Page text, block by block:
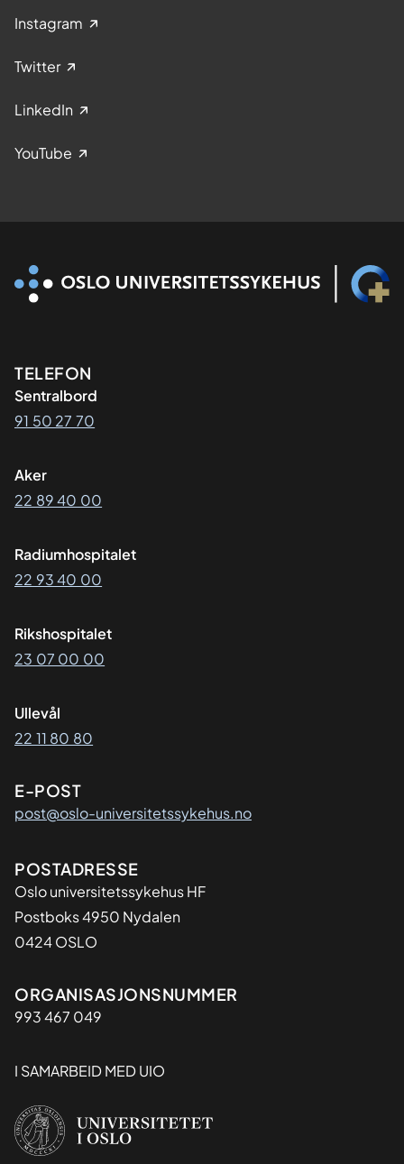
Instagram
Twitter
LinkedIn
YouTube
Kontaktinformasjon
TELEFON
Sentralbord
91 50 27 70
Aker
22 89 40 00
Radiumhospitalet
22 93 40 00
Rikshospitalet
23 07 00 00
Ullevål
22 11 80 80
E-POST
post@oslo-universitetssykehus.no
Adresse
POSTADRESSE
Oslo universitetssykehus HF
Postboks 4950 Nydalen
0424 OSLO
Organisasjon
ORGANISASJONSNUMMER
993 467 049
I SAMARBEID MED UIO